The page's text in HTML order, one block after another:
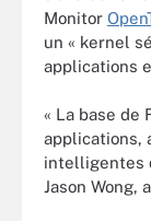
Monitor
un « kernel
applications
« La base de
applications,
intelligentes
Jason Wong,